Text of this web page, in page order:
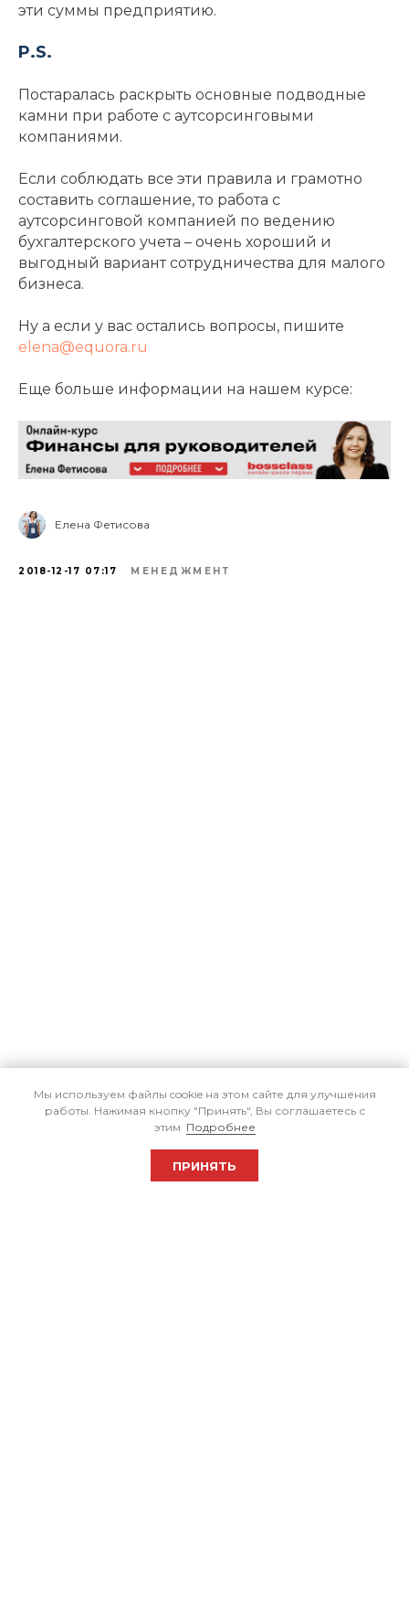
эти суммы предприятию.
P.S.
Постаралась раскрыть основные подводные
камни при работе с аутсорсинговыми
компаниями.
Если соблюдать все эти правила и грамотно
составить соглашение, то работа с
аутсорсинговой компанией по ведению
бухгалтерского учета – очень хороший и
выгодный вариант сотрудничества для малого
бизнеса.
Ну а если у вас остались вопросы, пишите
elena@equora.ru
Еще больше информации на нашем курсе:
Елена Фетисова
2018-12-17 07:17 МЕНЕДЖМЕНТ
Мы используем файлы cookie на этом сайте для улучшения
работы. Нажимая кнопку "Принять", Вы соглашаетесь с
этим Подробнее
ПРИНЯТЬ